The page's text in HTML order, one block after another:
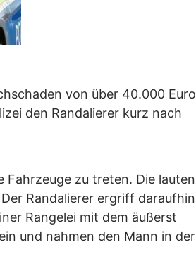
von über 40.000 Euro
den Randalierer kurz nach
zu treten. Die lauten
Randalierer ergriff daraufhin
Rangelei mit dem äußerst
und nahmen den Mann in der